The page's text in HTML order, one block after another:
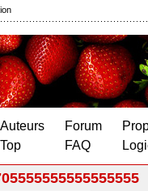
Auteurs
Top
Forum
FAQ